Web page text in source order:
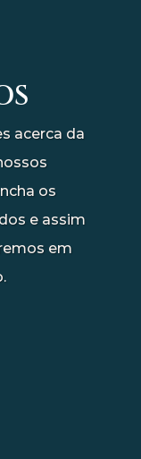
acerca da
os
e assim
em